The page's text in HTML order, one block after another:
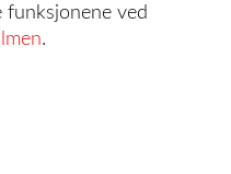
funksjonene ved
.